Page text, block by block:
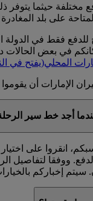
مختلفة حيثما يتوفر
على بلد
فقط في الدولة
في بعض الحالات
المحلي(يفتح في
الإمارات أن يقوموا
أجد خط سير
انقروا على
ووفقا لتفاصيل
سيتم إخباركم